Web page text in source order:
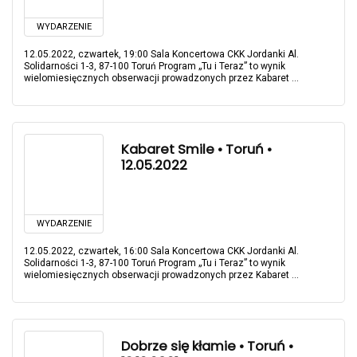
WYDARZENIE
12.05.2022, czwartek, 19:00 Sala Koncertowa CKK Jordanki Al.
Solidarności 1-3, 87-100 Toruń Program „Tu i Teraz” to wynik
wielomiesięcznych obserwacji prowadzonych przez Kabaret ...
WYDARZENIE
Kabaret Smile • Toruń •
12.05.2022
12.05.2022, czwartek, 16:00 Sala Koncertowa CKK Jordanki Al.
Solidarności 1-3, 87-100 Toruń Program „Tu i Teraz” to wynik
wielomiesięcznych obserwacji prowadzonych przez Kabaret ...
Dobrze się kłamie • Toruń •